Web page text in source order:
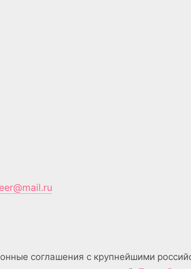
соглашения с крупнейшими